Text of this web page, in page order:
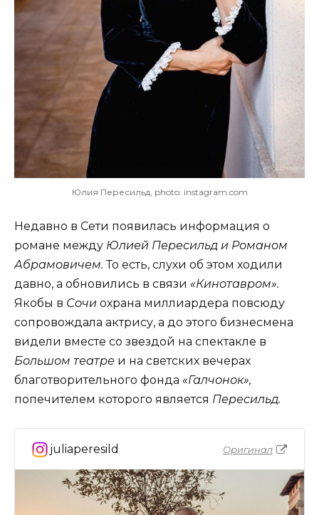
Юлия Пересильд, photo: instagram.com
Недавно в Сети появилась информация о
романе между Юлией Пересильд и Романом
Абрамовичем. То есть, слухи об этом ходили
давно, а обновились в связи «Кинотавром».
Якобы в Сочи охрана миллиардера повсюду
сопровождала актрису, а до этого бизнесмена
видели вместе со звездой на спектакле в
Большом театре и на светских вечерах
благотворительного фонда «Галчонок»,
попечителем которого является Пересильд.
Оригинал
juliaperesild